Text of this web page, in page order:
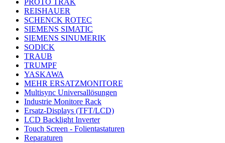
PROTO TRAK
REISHAUER
SCHENCK ROTEC
SIEMENS SIMATIC
SIEMENS SINUMERIK
SODICK
TRAUB
TRUMPF
YASKAWA
MEHR ERSATZMONITORE
Multisync Universallösungen
Industrie Monitore Rack
Ersatz-Displays (TFT/LCD)
LCD Backlight Inverter
Touch Screen - Folientastaturen
Reparaturen